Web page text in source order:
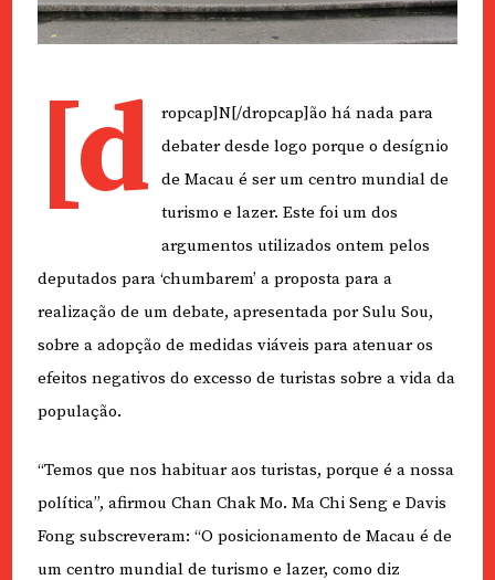
[d
ropcap]N[/dropcap]ão há nada para
debater desde logo porque o desígnio
de Macau é ser um centro mundial de
turismo e lazer. Este foi um dos
argumentos utilizados ontem pelos
deputados para ‘chumbarem’ a proposta para a
realização de um debate, apresentada por Sulu Sou,
sobre a adopção de medidas viáveis para atenuar os
efeitos negativos do excesso de turistas sobre a vida da
população.
“Temos que nos habituar aos turistas, porque é a nossa
política”, afirmou Chan Chak Mo. Ma Chi Seng e Davis
Fong subscreveram: “O posicionamento de Macau é de
um centro mundial de turismo e lazer, como diz